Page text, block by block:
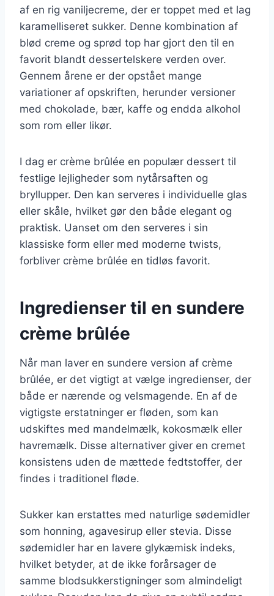
af en rig vaniljecreme, der er toppet med et lag
karamelliseret sukker. Denne kombination af
blød creme og sprød top har gjort den til en
favorit blandt dessertelskere verden over.
Gennem årene er der opstået mange
variationer af opskriften, herunder versioner
med chokolade, bær, kaffe og endda alkohol
som rom eller likør.
I dag er crème brûlée en populær dessert til
festlige lejligheder som nytårsaften og
bryllupper. Den kan serveres i individuelle glas
eller skåle, hvilket gør den både elegant og
praktisk. Uanset om den serveres i sin
klassiske form eller med moderne twists,
forbliver crème brûlée en tidløs favorit.
Ingredienser til en sundere
crème brûlée
Når man laver en sundere version af crème
brûlée, er det vigtigt at vælge ingredienser, der
både er nærende og velsmagende. En af de
vigtigste erstatninger er fløden, som kan
udskiftes med mandelmælk, kokosmælk eller
havremælk. Disse alternativer giver en cremet
konsistens uden de mættede fedtstoffer, der
findes i traditionel fløde.
Sukker kan erstattes med naturlige sødemidler
som honning, agavesirup eller stevia. Disse
sødemidler har en lavere glykæmisk indeks,
hvilket betyder, at de ikke forårsager de
samme blodsukkerstigninger som almindeligt